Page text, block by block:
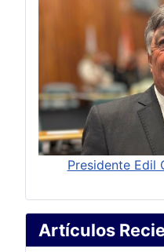
Presidente Edil
Artículos